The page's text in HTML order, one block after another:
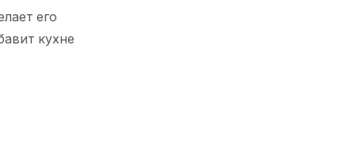
его
кухне